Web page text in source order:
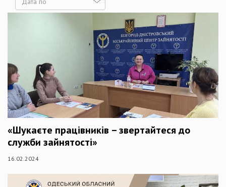
Дата
«Шукаєте працівників – звертайтеся до
служби зайнятості»
16.02.2024